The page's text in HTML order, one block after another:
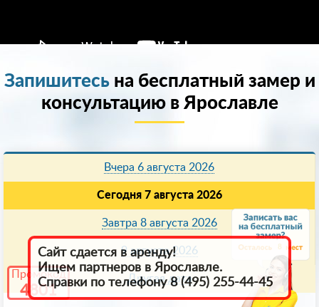
8
Промокод
4801
Запишитесьна бесплатный замер и
консультацию в Ярославле
Вчера 6 августа 2026
Сегодня 7 августа 2026
Завтра 8 августа 2026
9 августа 2026
Другая дата
Сайт сдается в аренду!
Ищем партнеров в Ярославле.
Справки по телефону 8 (495) 255-44-45